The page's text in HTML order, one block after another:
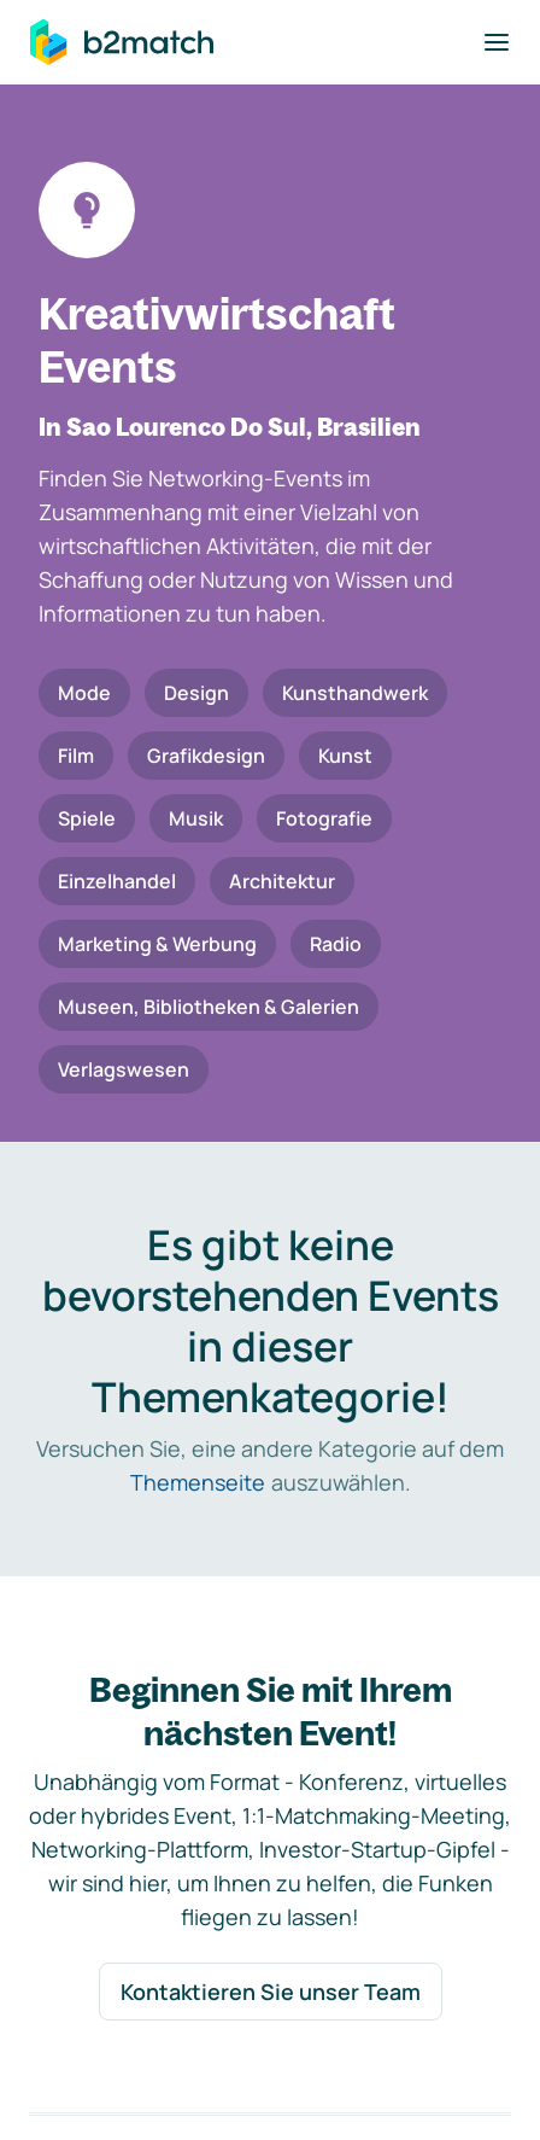
springen
Kreativwirtschaft
Events
In Sao Lourenco Do Sul, Brasilien
Finden Sie Networking-Events im
Zusammenhang mit einer Vielzahl von
wirtschaftlichen Aktivitäten, die mit der
Schaffung oder Nutzung von Wissen und
Informationen zu tun haben.
Mode Design Kunsthandwerk
Film Grafikdesign Kunst
Spiele Musik Fotografie
Einzelhandel Architektur
Marketing & Werbung Radio
Museen, Bibliotheken & Galerien
Verlagswesen
Es gibt keine
bevorstehenden Events
in dieser
Themenkategorie!
Versuchen Sie, eine andere Kategorie auf dem
Themenseite auszuwählen.
Beginnen Sie mit Ihrem
nächsten Event!
Unabhängig vom Format - Konferenz, virtuelles
oder hybrides Event, 1:1-Matchmaking-Meeting,
Networking-Plattform, Investor-Startup-Gipfel -
wir sind hier, um Ihnen zu helfen, die Funken
fliegen zu lassen!
Kontaktieren Sie unser Team